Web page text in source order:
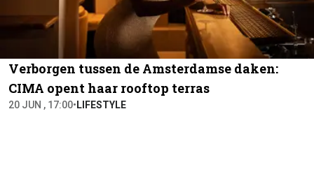
Verborgen tussen de Amsterdamse daken:
CIMA opent haar rooftop terras
20 JUN , 17:00• LIFESTYLE